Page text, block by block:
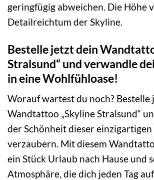
geringfügig abweichen. Die Höhe
Detailreichtum der Skyline.
Bestelle jetzt dein
Stralsund“ und verwandle
in eine Wohlfühloase!
Worauf wartest du noch? Bestelle
Wandtattoo „Skyline Stralsund“
der Schönheit dieser
verzaubern. Mit diesem
ein Stück Urlaub nach Hause und
Atmosphäre, die dich jeden Tag